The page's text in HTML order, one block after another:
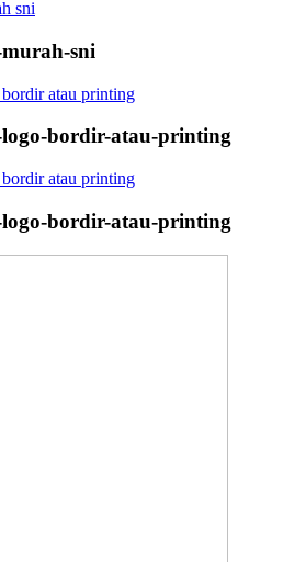
sni
bordir-atau-printing
bordir-atau-printing